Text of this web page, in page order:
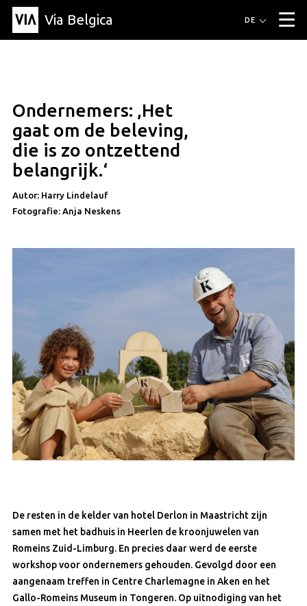
Via Belgica ▼
Artikel
Bildung
Rezept
Freunde
Über Via Belgica
Über Via Belgica
Forschung
Ausbildung
Freunde
Der Reiseführer
Organisation
DE
freunde
Ondernemers: ‚Het
gaat om de beleving,
die is zo ontzettend
belangrijk.‘
Autor: Harry Lindelauf
Fotografie: Anja Neskens
De resten in de kelder van hotel Derlon in Maastricht zijn
samen met het badhuis in Heerlen de kroonjuwelen van
Romeins Zuid-Limburg. En precies daar werd de eerste
workshop voor ondernemers gehouden. Gevolgd door een
aangenaam treffen in Centre Charlemagne in Aken en het
Gallo-Romeins Museum in Tongeren. Op uitnodiging van het